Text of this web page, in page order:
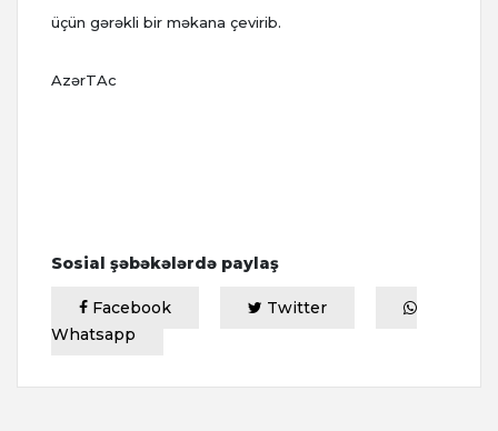
üçün gərəkli bir məkana çevirib.
AzərTAc
Sosial şəbəkələrdə paylaş
Facebook
Twitter
Whatsapp